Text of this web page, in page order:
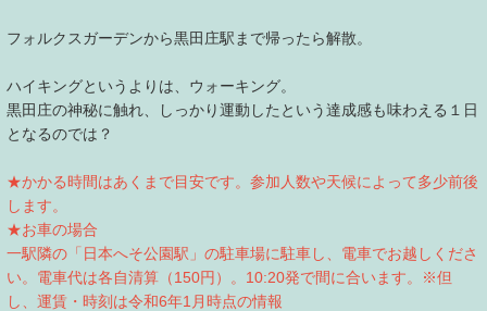
フォルクスガーデンから黒田庄駅まで帰ったら解散。
ハイキングというよりは、ウォーキング。
黒田庄の神秘に触れ、しっかり運動したという達成感も味わえる１日
となるのでは？
★かかる時間はあくまで目安です。参加人数や天候によって多少前後
します。
★お車の場合
一駅隣の「日本へそ公園駅」の駐車場に駐車し、電車でお越しくださ
い。電車代は各自清算（150円）。10:20発で間に合います。※但
し、運賃・時刻は令和6年1月時点の情報